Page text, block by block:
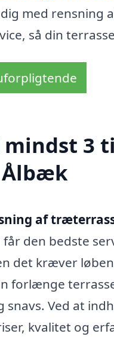
med rensning
så din
3
af
den bedste
det kræver
forlænge
snavs. Ved at
kvalitet og